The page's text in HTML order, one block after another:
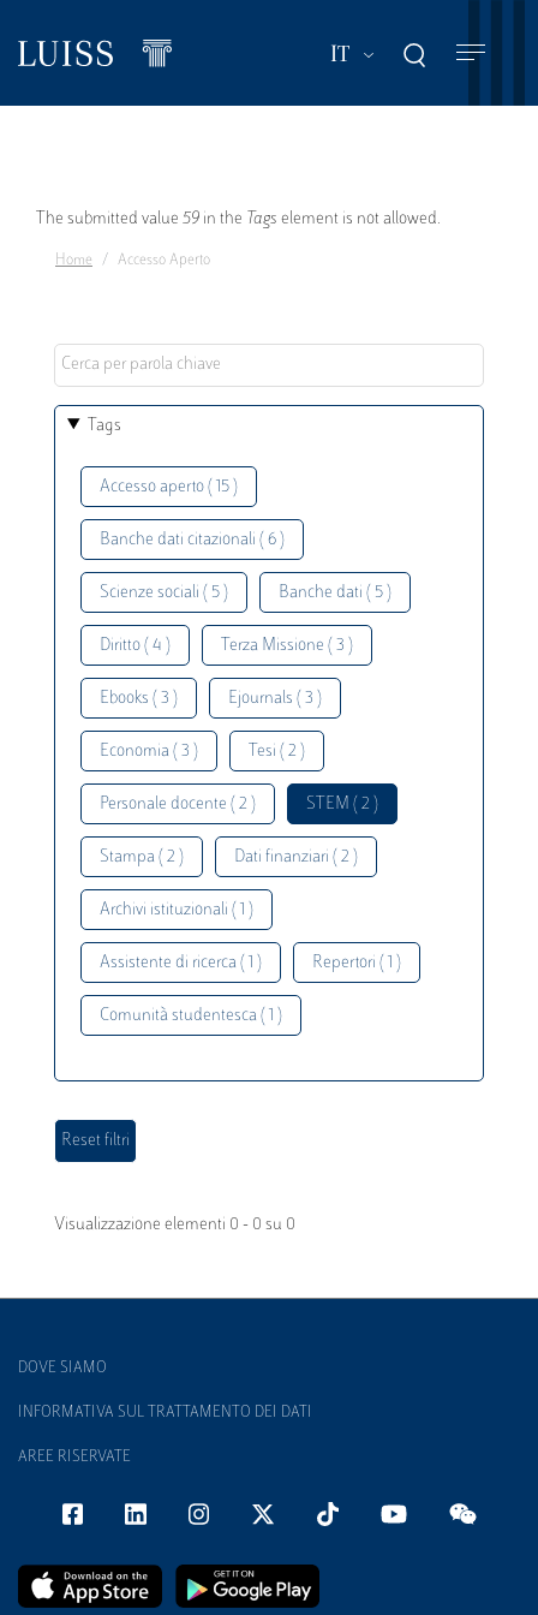
contenuto
IT Mostra ulteriori
Messaggio
di
The submitted value 59 in the Tags element is not allowed.
Home Accesso Aperto
Tags
Accesso aperto ( 15 )
Banche dati citazionali ( 6 )
Scienze sociali ( 5 ) Banche dati ( 5 )
Diritto ( 4 ) Terza Missione ( 3 )
Ebooks ( 3 ) Ejournals ( 3 )
Economia ( 3 ) Tesi ( 2 )
Personale docente ( 2 ) STEM ( 2 )
Stampa ( 2 ) Dati finanziari ( 2 )
Archivi istituzionali ( 1 )
Assistente di ricerca ( 1 ) Repertori ( 1 )
Comunità studentesca ( 1 )
Visualizzazione elementi 0 - 0 su 0
DOVE SIAMO
INFORMATIVA SUL TRATTAMENTO DEI DATI
AREE RISERVATE